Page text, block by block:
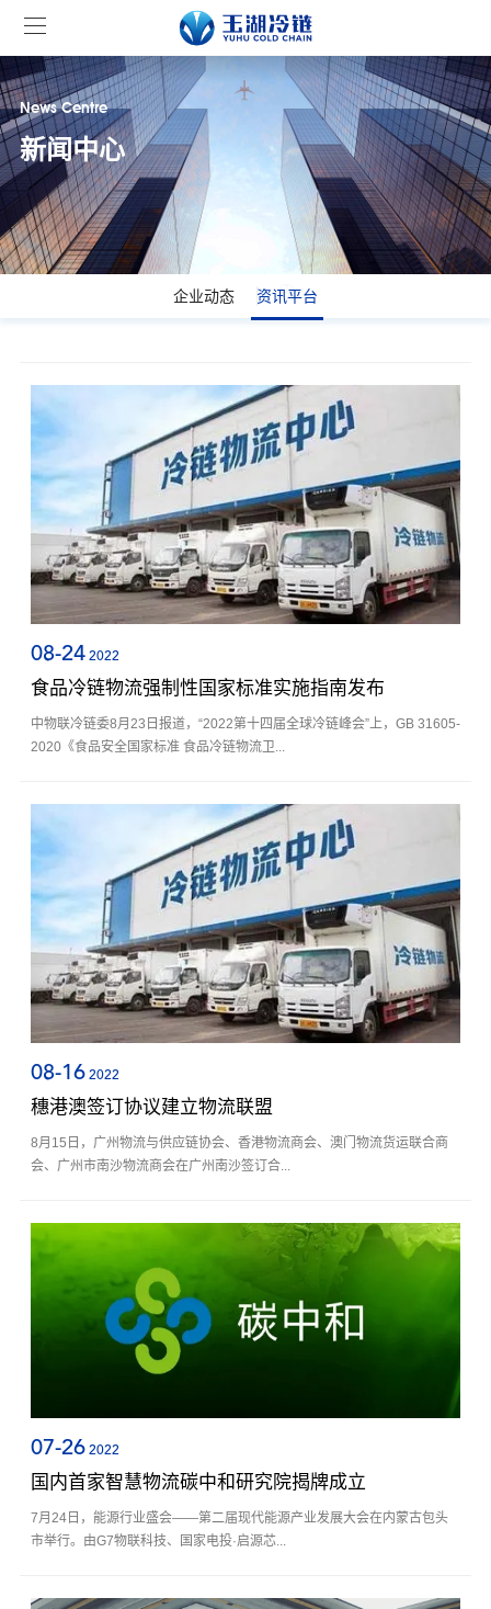
News Centre
新闻中心
企业动态 资讯平台
08-24 2022
食品冷链物流强制性国家标准实施指南发布
中物联冷链委8月23日报道，“2022第十四届全球冷链峰会”上，GB 31605-
2020《食品安全国家标准 食品冷链物流卫...
08-16 2022
穗港澳签订协议建立物流联盟
8月15日，广州物流与供应链协会、香港物流商会、澳门物流货运联合商
会、广州市南沙物流商会在广州南沙签订合...
07-26 2022
国内首家智慧物流碳中和研究院揭牌成立
7月24日，能源行业盛会——第二届现代能源产业发展大会在内蒙古包头
市举行。由G7物联科技、国家电投·启源芯...